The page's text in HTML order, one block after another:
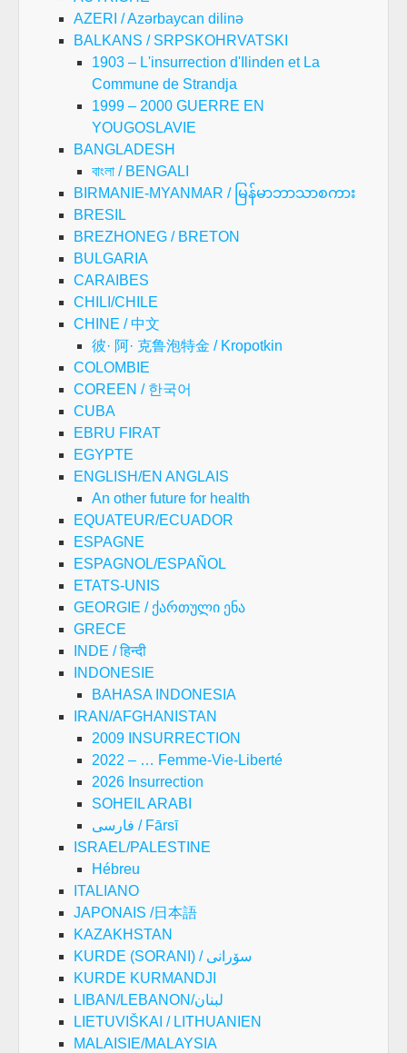
AZERI / Azərbaycan dilinə
BALKANS / SRPSKOHRVATSKI
1903 – L'insurrection d'Ilinden et La
Commune de Strandja
1999 – 2000 GUERRE EN
YOUGOSLAVIE
BANGLADESH
বাংলা / BENGALI
BIRMANIE-MYANMAR / မြန်မာဘာသာစကား
BRESIL
BREZHONEG / BRETON
BULGARIA
CARAIBES
CHILI/CHILE
CHINE / 中文
彼· 阿· 克鲁泡特金 / Kropotkin
COLOMBIE
COREEN / 한국어
CUBA
EBRU FIRAT
EGYPTE
ENGLISH/EN ANGLAIS
An other future for health
EQUATEUR/ECUADOR
ESPAGNE
ESPAGNOL/ESPAÑOL
ETATS-UNIS
GEORGIE / ქართული ენა
GRECE
INDE / हिन्दी
INDONESIE
BAHASA INDONESIA
IRAN/AFGHANISTAN
2009 INSURRECTION
2022 – … Femme-Vie-Liberté
2026 Insurrection
SOHEIL ARABI
فارسی / Fārsī
ISRAEL/PALESTINE
Hébreu
ITALIANO
JAPONAIS /日本語
KAZAKHSTAN
KURDE (SORANI) / سۆرانی
KURDE KURMANDJI
LIBAN/LEBANON/لبنان
LIETUVIŠKAI / LITHUANIEN
MALAISIE/MALAYSIA